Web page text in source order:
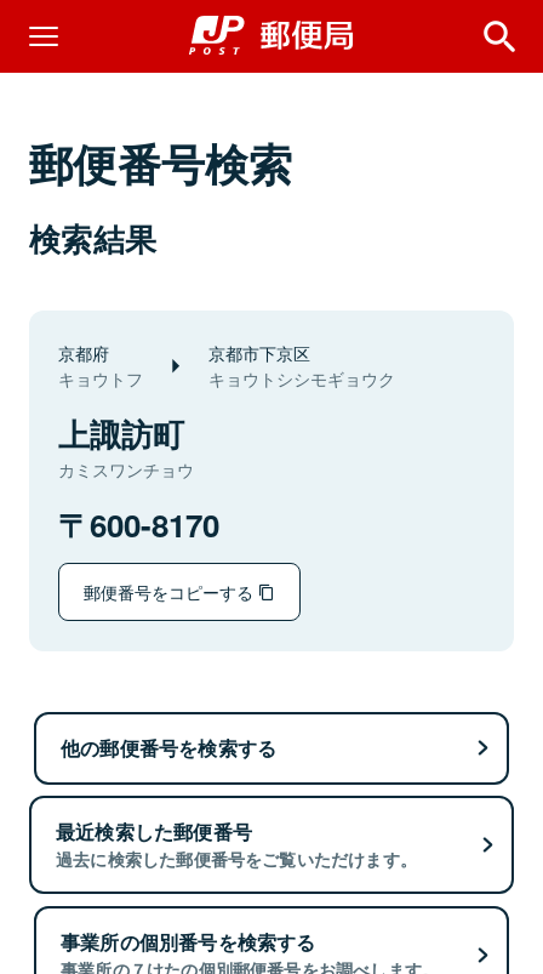
郵便番号検索
検索結果
京都府
キョウトフ
京都市下京区
キョウトシシモギョウク
上諏訪町
カミスワンチョウ
600-8170
郵便番号をコピーする
他の郵便番号を検索する
最近検索した郵便番号
過去に検索した郵便番号をご覧いただけます。
事業所の個別番号を検索する
事業所の７けたの個別郵便番号をお調べします。